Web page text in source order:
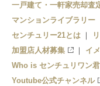
一戸建て・一軒家売却査
マンションライブラリー
センチュリー21とは
加盟店人材募集
イ
Who is センチュリワン君
Youtube公式チャンネル